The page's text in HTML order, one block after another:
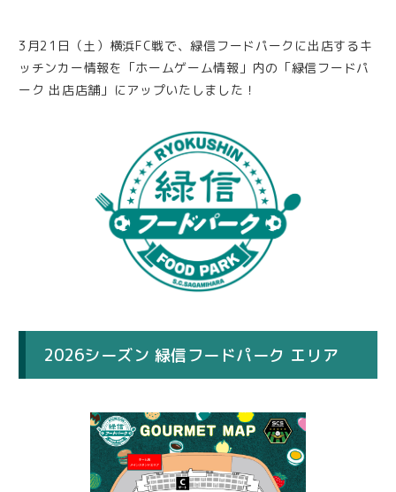
3月21日（土）横浜FC戦で、緑信フードパークに出店するキ
ッチンカー情報を「ホームゲーム情報」内の「緑信フードパ
ーク 出店店舗」にアップいたしました！
2026シーズン 緑信フードパーク エリア